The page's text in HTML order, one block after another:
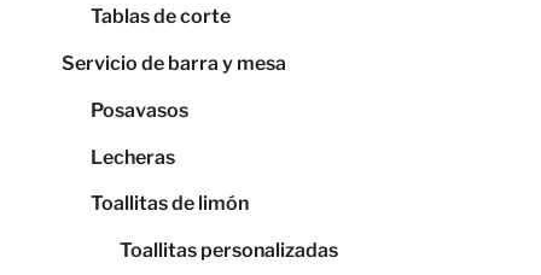
Tablas de corte
Servicio de barra y mesa
Posavasos
Lecheras
Toallitas de limón
Toallitas personalizadas